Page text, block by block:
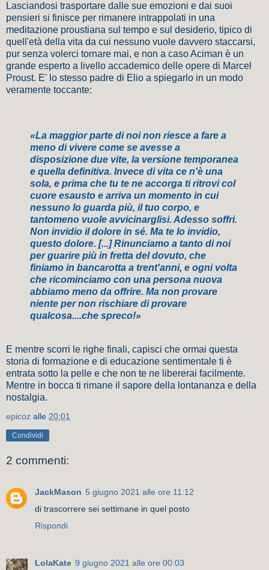
Lasciandosi trasportare dalle sue emozioni e dai suoi
pensieri si finisce per rimanere intrappolati in una
meditazione proustiana sul tempo e sul desiderio, tipico di
quell'età della vita da cui nessuno vuole davvero staccarsi,
pur senza volerci tornare mai, e non a caso Aciman è un
grande esperto a livello accademico delle opere di Marcel
Proust. E' lo stesso padre di Elio a spiegarlo in un modo
veramente toccante:
«La maggior parte di noi non riesce a fare a
meno di vivere come se avesse a
disposizione due vite, la versione temporanea
e quella definitiva. Invece di vita ce n'è una
sola, e prima che tu te ne accorga ti ritrovi col
cuore esausto e arriva un momento in cui
nessuno lo guarda più, il tuo corpo, e
tantomeno vuole avvicinarglisi. Adesso soffri.
Non invidio il dolore in sé. Ma te lo invidio,
questo dolore. [...] Rinunciamo a tanto di noi
per guarire più in fretta del dovuto, che
finiamo in bancarotta a trent'anni, e ogni volta
che ricominciamo con una persona nuova
abbiamo meno da offrire. Ma non provare
niente per non rischiare di provare
qualcosa....che spreco!»
E mentre scorri le righe finali, capisci che ormai questa
storia di formazione e di educazione sentimentale ti è
entrata sotto la pelle e che non te ne libererai facilmente.
Mentre in bocca ti rimane il sapore della lontananza e della
nostalgia.
epicoz alle 20:01
Condividi
2 commenti:
JackMason 5 giugno 2021 alle ore 11:12
di trascorrere sei settimane in quel posto
Rispondi
LolaKate 9 giugno 2021 alle ore 00:03